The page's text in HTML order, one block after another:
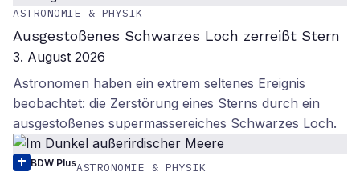
ASTRONOMIE & PHYSIK
Ausgestoßenes Schwarzes Loch zerreißt Stern
3. August 2026
Astronomen haben ein extrem seltenes Ereignis
beobachtet: die Zerstörung eines Sterns durch ein
ausgestoßenes supermassereiches Schwarzes Loch.
BDW PlusASTRONOMIE & PHYSIK